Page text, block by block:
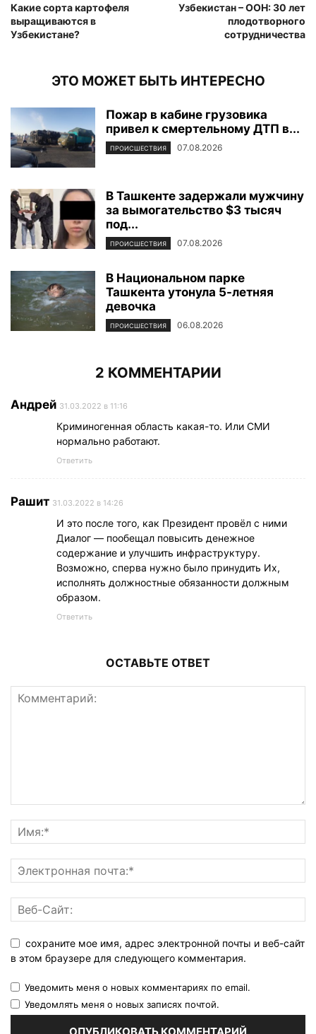
Какие сорта картофеля
выращиваются в
Узбекистане?
Узбекистан – ООН: 30 лет
плодотворного
сотрудничества
ЭТО МОЖЕТ БЫТЬ ИНТЕРЕСНО
Пожар в кабине грузовика
привел к смертельному ДТП в...
ПРОИСШЕСТВИЯ 07.08.2026
В Ташкенте задержали мужчину
за вымогательство $3 тысяч
под...
ПРОИСШЕСТВИЯ 07.08.2026
В Национальном парке
Ташкента утонула 5-летняя
девочка
ПРОИСШЕСТВИЯ 06.08.2026
2 КОММЕНТАРИИ
Андрей 31.03.2022 в 11:16
Криминогенная область какая-то. Или СМИ
нормально работают.
Ответить
Рашит 31.03.2022 в 14:26
И это после того, как Президент провёл с ними
Диалог — пообещал повысить денежное
содержание и улучшить инфраструктуру.
Возможно, сперва нужно было принудить Их,
исполнять должностные обязанности должным
образом.
Ответить
ОСТАВЬТЕ ОТВЕТ
сохраните мое имя, адрес электронной почты и веб-сайт
в этом браузере для следующего комментария.
Уведомить меня о новых комментариях по email.
Уведомлять меня о новых записях почтой.